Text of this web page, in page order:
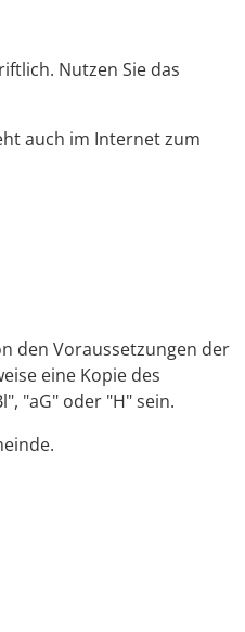
Nutzen Sie das
auch im Internet zum
den Voraussetzungen der
eine Kopie des
"aG" oder "H" sein.